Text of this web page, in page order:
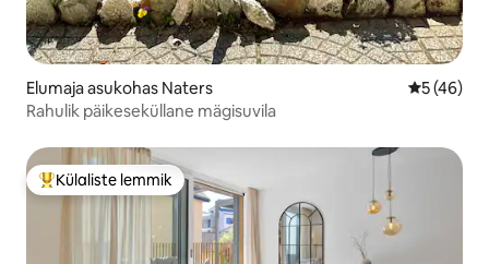
Elumaja asukohas Naters Keskmine
5 (46)
Rahulik päikeseküllane mägisuvila
Külaliste suur lemmik
Külaliste lemmik